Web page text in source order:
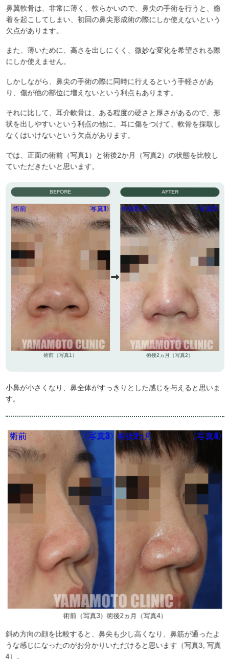
鼻翼軟骨は、非常に薄く、軟らかいので、鼻尖の手術を行うと、癒
着を起こしてしまい、初回の鼻尖形成術の際にしか使えないという
欠点があります。
また、薄いために、高さを出しにくく、微妙な変化を希望される際
にしか使えません。
しかしながら、鼻尖の手術の際に同時に行えるという手軽さがあ
り、傷が他の部位に増えないという利点もあります。
それに比して、耳介軟骨は、ある程度の硬さと厚さがあるので、形
状を出しやすいという利点の他に、耳に傷をつけて、軟骨を採取し
なくはいけないという欠点があります。
では、正面の術前（写真1）と術後2か月（写真2）の状態を比較し
ていただきたいと思います。
BEFORE
術前（写真1）
AFTER
術後2ヵ月（写真2）
小鼻が小さくなり、鼻全体がすっきりとした感じを与えると思いま
す。
術前（写真3）術後2ヵ月（写真4）
斜め方向の顔を比較すると、鼻尖も少し高くなり、鼻筋が通ったよ
うな感じになったのがお分かりいただけると思います（写真3, 写真
4）。